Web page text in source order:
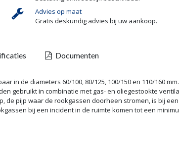
Advies op maat
Gratis deskundig advies bij uw aankoop.